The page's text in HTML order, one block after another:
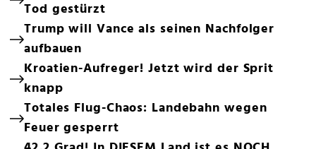
Tod gestürzt
Trump will Vance als seinen Nachfolger
aufbauen
Kroatien-Aufreger! Jetzt wird der Sprit
knapp
Totales Flug-Chaos: Landebahn wegen
Feuer gesperrt